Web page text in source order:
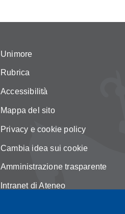
Unimore
Rubrica
Accessibilità
Mappa del sito
Privacy e cookie policy
Cambia idea sui cookie
Amministrazione trasparente
Intranet di Ateneo